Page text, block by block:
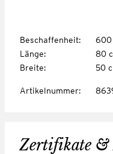
Beschaffenheit:
600
Länge:
80
Breite: 50
Artikelnummer:
Zertifikate &